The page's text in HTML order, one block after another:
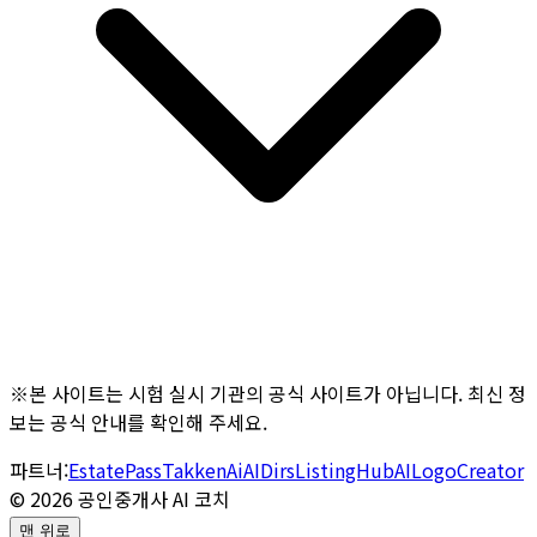
※본 사이트는 시험 실시 기관의 공식 사이트가 아닙니다. 최신 정
보는 공식 안내를 확인해 주세요.
파트너:EstatePassTakkenAiAIDirsListingHubAILogoCreator
© 2026공인중개사 AI 코치
맨 위로